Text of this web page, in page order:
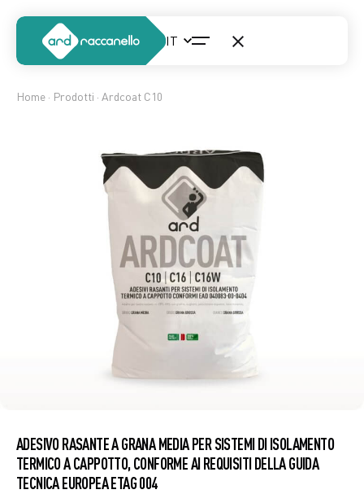
Home · Prodotti · Ardcoat C10
ADESIVO RASANTE A GRANA MEDIA PER SISTEMI DI ISOLAMENTO
TERMICO A CAPPOTTO, CONFORME AI REQUISITI DELLA GUIDA
TECNICA EUROPEA ETAG 004